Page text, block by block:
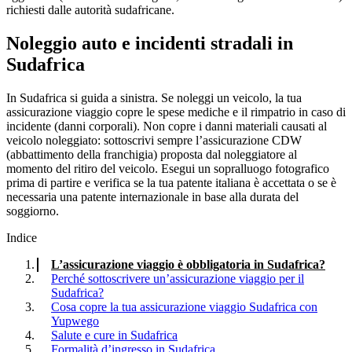
richiesti dalle autorità sudafricane.
Noleggio auto e incidenti stradali in
Sudafrica
In Sudafrica si guida a sinistra. Se noleggi un veicolo, la tua
assicurazione viaggio copre le spese mediche e il rimpatrio in caso di
incidente (danni corporali). Non copre i danni materiali causati al
veicolo noleggiato: sottoscrivi sempre l’assicurazione CDW
(abbattimento della franchigia) proposta dal noleggiatore al
momento del ritiro del veicolo. Esegui un sopralluogo fotografico
prima di partire e verifica se la tua patente italiana è accettata o se è
necessaria una patente internazionale in base alla durata del
soggiorno.
Indice
L’assicurazione viaggio è obbligatoria in Sudafrica?
Perché sottoscrivere un’assicurazione viaggio per il
Sudafrica?
Cosa copre la tua assicurazione viaggio Sudafrica con
Yupwego
Salute e cure in Sudafrica
Formalità d’ingresso in Sudafrica